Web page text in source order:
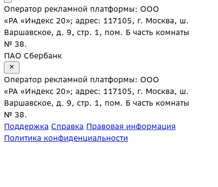
Оператор рекламной платформы: ООО
«РА «Индекс 20»; адрес: 117105, г. Москва, ш.
Варшавское, д. 9, стр. 1, пом. Б часть комнаты
№ 38.
ПАО Сбербанк
Оператор рекламной платформы: ООО
«РА «Индекс 20»; адрес: 117105, г. Москва, ш.
Варшавское, д. 9, стр. 1, пом. Б часть комнаты
№ 38.
Поддержка Справка Правовая информация
Политика конфиденциальности